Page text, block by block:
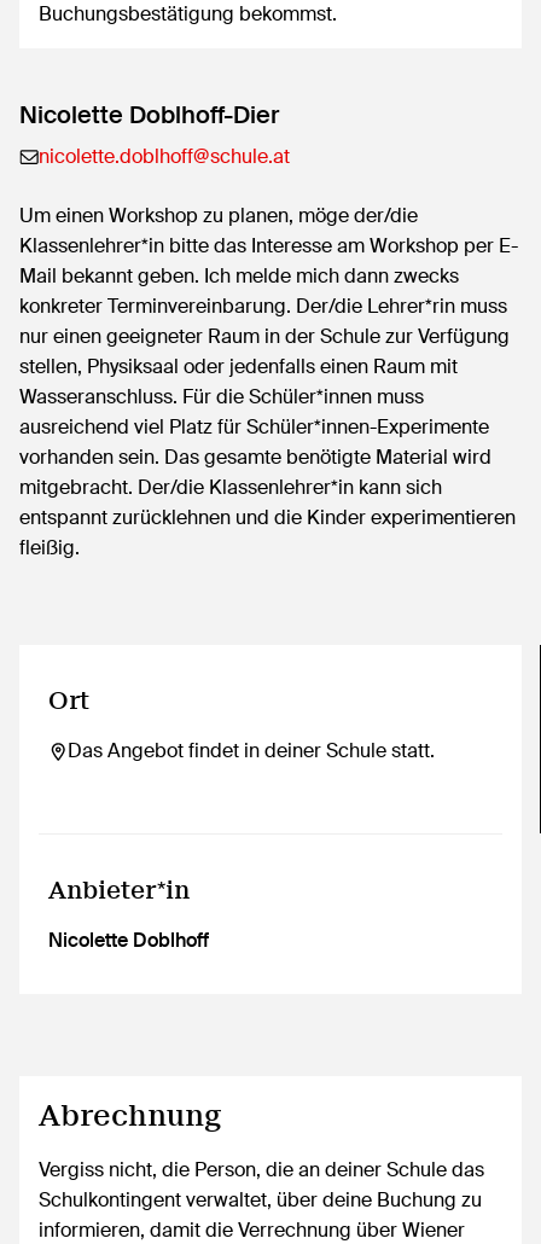
Buchungsbestätigung bekommst.
Nicolette Doblhoff-Dier
nicolette.doblhoff@schule.at
Um einen Workshop zu planen, möge der/die
Klassenlehrer*in bitte das Interesse am Workshop per E-
Mail bekannt geben. Ich melde mich dann zwecks
konkreter Terminvereinbarung. Der/die Lehrer*rin muss
nur einen geeigneter Raum in der Schule zur Verfügung
stellen, Physiksaal oder jedenfalls einen Raum mit
Wasseranschluss. Für die Schüler*innen muss
ausreichend viel Platz für Schüler*innen-Experimente
vorhanden sein. Das gesamte benötigte Material wird
mitgebracht. Der/die Klassenlehrer*in kann sich
entspannt zurücklehnen und die Kinder experimentieren
fleißig.
Ort
Das Angebot findet in deiner Schule statt.
Anbieter*in
Nicolette Doblhoff
Abrechnung
Vergiss nicht, die Person, die an deiner Schule das
Schulkontingent verwaltet, über deine Buchung zu
informieren, damit die Verrechnung über Wiener